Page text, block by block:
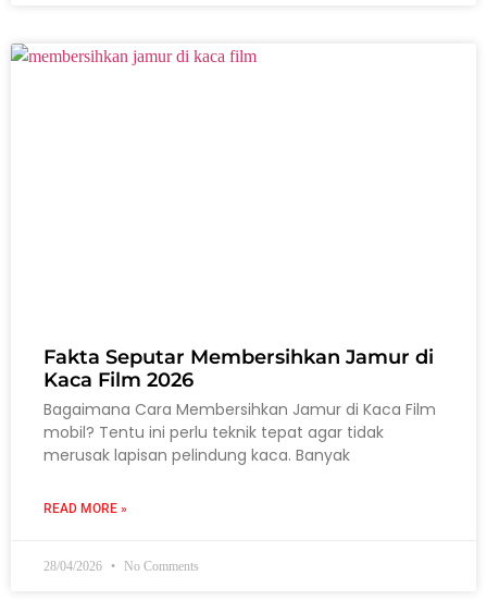
Fakta Seputar Membersihkan Jamur di
Kaca Film 2026
Bagaimana Cara Membersihkan Jamur di Kaca Film
mobil? Tentu ini perlu teknik tepat agar tidak
merusak lapisan pelindung kaca. Banyak
READ MORE »
28/04/2026 No Comments